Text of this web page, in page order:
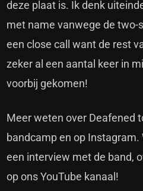
deze plaat is. Ik denk
met name vanwege de two-
een close call want de rest
zeker al een aantal keer in
voorbij gekomen!
Meer weten over Deafened
bandcampen op Instagram.
een interview met de band,
op ons YouTube kanaal!